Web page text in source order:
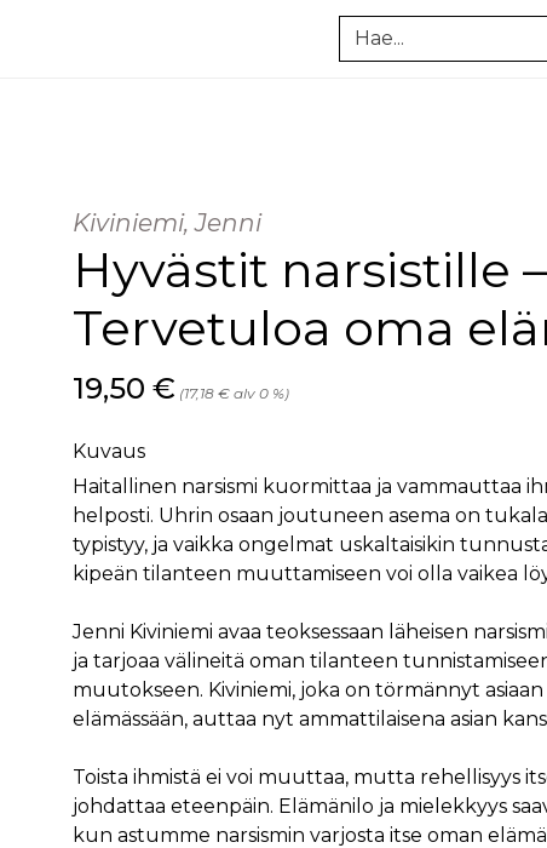
Kiviniemi, Jenni
Hyvästit narsistille
Tervetuloa oma
Hinta nyt
19,50 € (17,18 € alv 0 %)
Kuvaus
Haitallinen narsismi kuormittaa ja vammauttaa
helposti. Uhrin osaan joutuneen asema on
typistyy, ja vaikka ongelmat uskaltaisikin
kipeän tilanteen muuttamiseen voi olla vaikea
Jenni Kiviniemi avaa teoksessaan läheisen
ja tarjoaa välineitä oman tilanteen
muutokseen. Kiviniemi, joka on törmännyt asiaan
elämässään, auttaa nyt ammattilaisena asian
Toista ihmistä ei voi muuttaa, mutta rehellisyys
johdattaa eteenpäin. Elämänilo ja mielekkyys
kun astumme narsismin varjosta itse oman